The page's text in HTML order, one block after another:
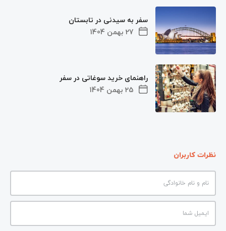
27 بهمن 1404
سفر به سیدنی در تابستان
25 بهمن 1404
راهنمای خرید سوغاتی در سفر
نظرات کاربران